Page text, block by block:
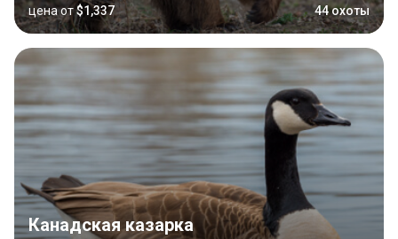
цена от$1,337 44 охоты
Канадская казарка